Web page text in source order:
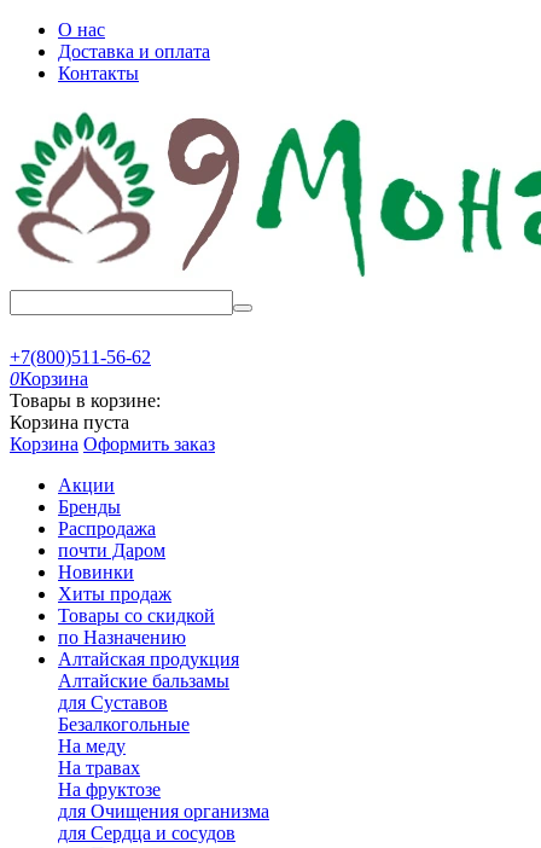
О нас
Доставка и оплата
Контакты
+7(800)511-56-62
0Корзина
Товары в корзине:
Корзина пуста
Корзина Оформить заказ
Акции
Бренды
Распродажа
почти Даром
Новинки
Хиты продаж
Товары со скидкой
по Назначению
Алтайская продукция
Алтайские бальзамы
для Суставов
Безалкогольные
На меду
На травах
На фруктозе
для Очищения организма
для Сердца и сосудов